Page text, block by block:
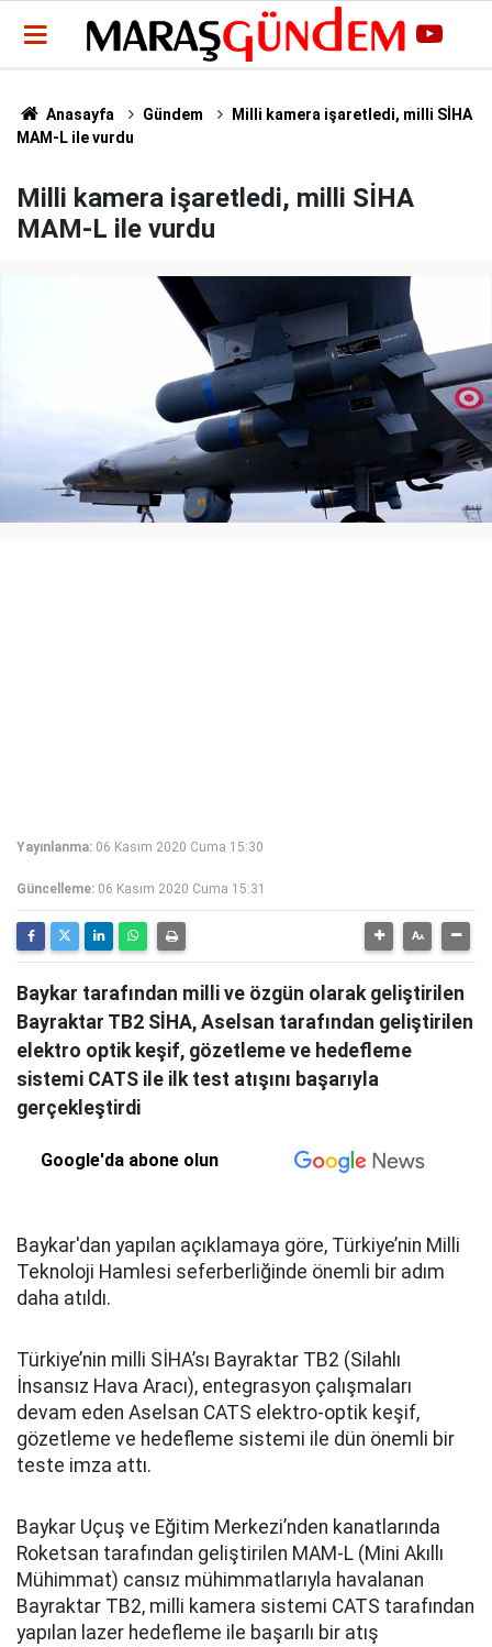
Anasayfa Gündem
Milli kamera işaretledi, milli SİHA
MAM-L ile vurdu
Milli kamera işaretledi, milli SİHA
MAM-L ile vurdu
Yayınlanma: 06 Kasım 2020 Cuma 15:30
Güncelleme: 06 Kasım 2020 Cuma 15:31
Baykar tarafından milli ve özgün olarak geliştirilen
Bayraktar TB2 SİHA, Aselsan tarafından geliştirilen
elektro optik keşif, gözetleme ve hedefleme
sistemi CATS ile ilk test atışını başarıyla
gerçekleştirdi
Google'da abone olun
Baykar'dan yapılan açıklamaya göre, Türkiye’nin Milli
Teknoloji Hamlesi seferberliğinde önemli bir adım
daha atıldı.
Türkiye’nin milli SİHA’sı Bayraktar TB2 (Silahlı
İnsansız Hava Aracı), entegrasyon çalışmaları
devam eden Aselsan CATS elektro-optik keşif,
gözetleme ve hedefleme sistemi ile dün önemli bir
teste imza attı.
Baykar Uçuş ve Eğitim Merkezi’nden kanatlarında
Roketsan tarafından geliştirilen MAM-L (Mini Akıllı
Mühimmat) cansız mühimmatlarıyla havalanan
Bayraktar TB2, milli kamera sistemi CATS tarafından
yapılan lazer hedefleme ile başarılı bir atış